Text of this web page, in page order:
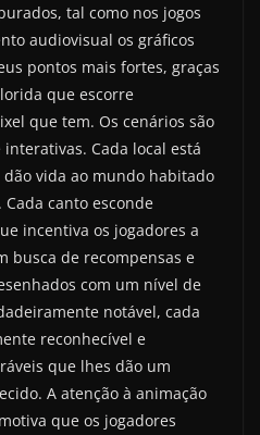
tal como nos jogos
audiovisual os gráficos
pontos mais fortes, graças
que escorre
que tem. Os cenários são
Cada local está
vida ao mundo habitado
canto esconde
incentiva os jogadores a
busca de recompensas e
com um nível de
notável, cada
reconhecível e
que lhes dão um
A atenção à animação
que os jogadores